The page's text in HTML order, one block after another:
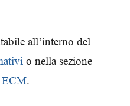
all’interno del
o nella sezione
ECM.